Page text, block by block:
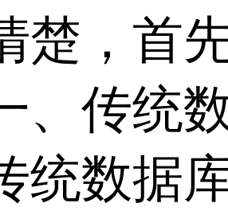
楚，首
统数
数据库